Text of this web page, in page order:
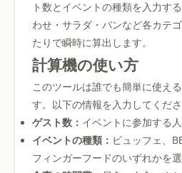
ト数とイベントの種類を入力す
わせ・サラダ・パンなど各カテ
たりで瞬時に算出します。
計算機の使い方
このツールは誰でも簡単に使え
す。以下の情報を入力してくださ
ゲスト数： イベントに参加する
イベントの種類： ビュッフェ、
フィンガーフードのいずれかを選